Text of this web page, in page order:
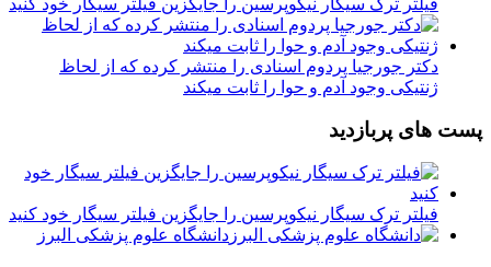
دکتر جورجیا پردوم اسنادی را منتشر کرده که از لحاظ
ژنتیکی وجود آدم و حوا را ثابت میکند
پست های پربازدید
فیلتر ترک سیگار نیکوپرسین را جایگزین فیلتر سیگار خود کنید
دانشگاه علوم پزشکی البرز